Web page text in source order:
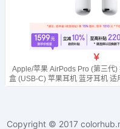
Copyright © 2017